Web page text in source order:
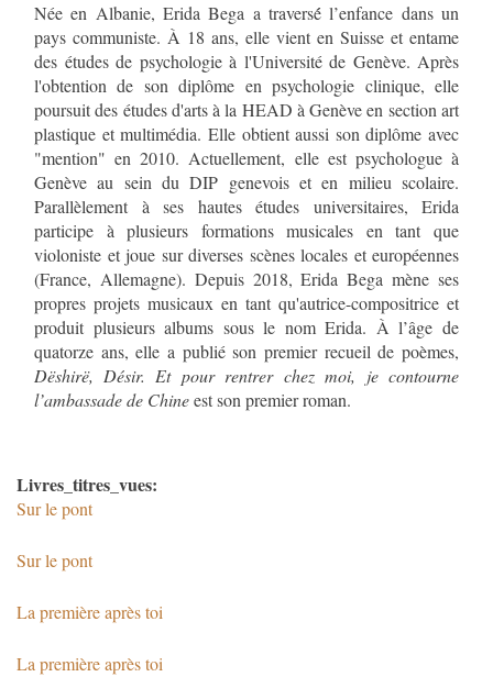
Née en Albanie, Erida Bega a traversé́ l’enfance dans un
pays communiste. À 18 ans, elle vient en Suisse et entame
des études de psychologie à l'Université de Genève. Après
l'obtention de son diplôme en psychologie clinique, elle
poursuit des études d'arts à la HEAD à Genève en section art
plastique et multimédia. Elle obtient aussi son diplôme avec
"mention" en 2010. Actuellement, elle est psychologue à
Genève au sein du DIP genevois et en milieu scolaire.
Parallèlement à ses hautes études universitaires, Erida
participe à plusieurs formations musicales en tant que
violoniste et joue sur diverses scènes locales et européennes
(France, Allemagne). Depuis 2018, Erida Bega mène ses
propres projets musicaux en tant qu'autrice-compositrice et
produit plusieurs albums sous le nom Erida. À l’âge de
quatorze ans, elle a publié son premier recueil de poèmes,
Dëshirë, Désir. Et pour rentrer chez moi, je contourne
l’ambassade de Chineest son premier roman.
Livres_titres_vues:
Sur le pont
Sur le pont
La première après toi
La première après toi